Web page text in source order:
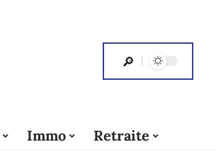
Immo Retraite